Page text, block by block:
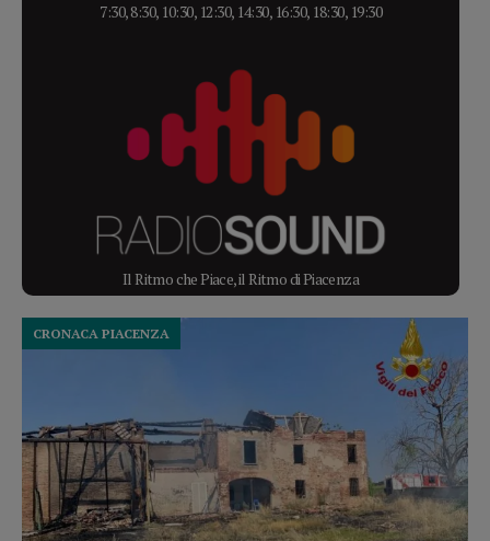
7:30, 8:30, 10:30, 12:30, 14:30, 16:30, 18:30, 19:30
Il Ritmo che Piace, il Ritmo di Piacenza
CRONACA PIACENZA